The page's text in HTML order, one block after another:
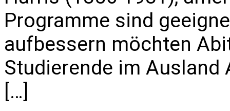
Programme sind
aufbessern möchten
Studierende im
[…]